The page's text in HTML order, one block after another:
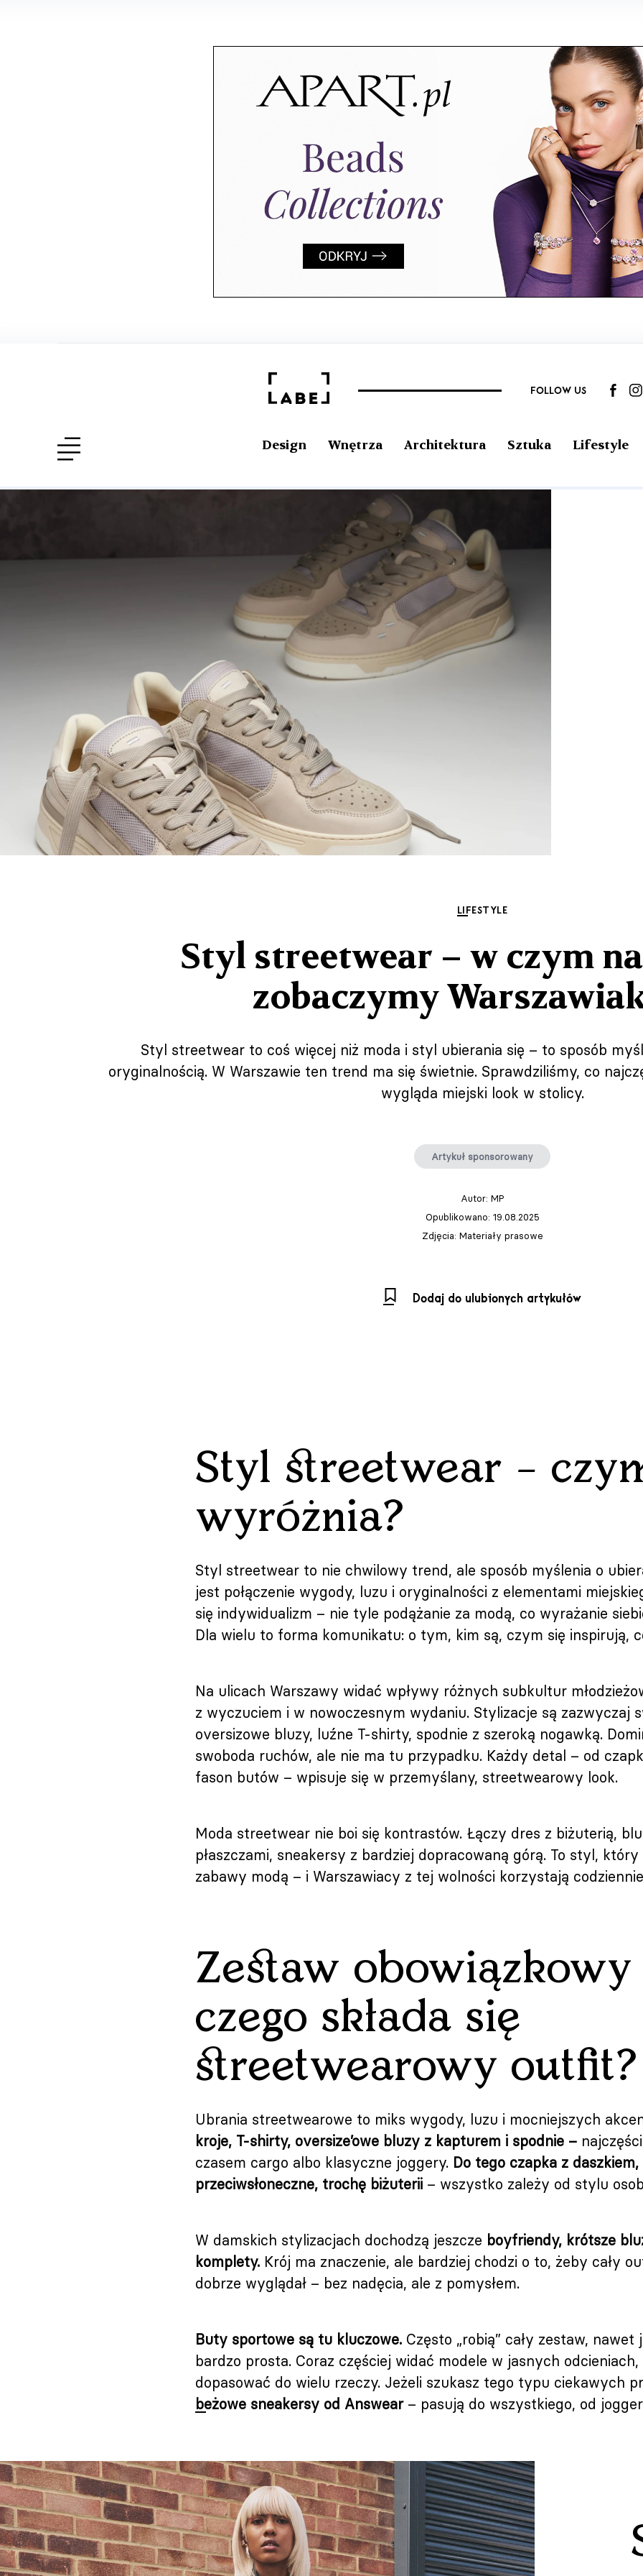
FOLLOW US
Design Wnętrza Architektura Sztuka Lifestyle
LIFESTYLE
Styl streetwear – w czym
zobaczymy
Styl streetwear to coś więcej niż moda i styl ubierania się – to sposób
oryginalnością. W Warszawie ten trend ma się świetnie. Sprawdziliśmy, co
wygląda miejski look w stolicy.
Artykuł sponsorowany
Autor: MP
Opublikowano: 19.08.2025
Zdjęcia: Materiały prasowe
Dodaj do ulubionych artykułów
Styl streetwear –
wyróżnia?
Styl streetwear to nie chwilowy trend, ale sposób myślenia o
jest połączenie wygody, luzu i oryginalności z elementami
się indywidualizm – nie tyle podążanie za modą, co wyrażanie
Dla wielu to forma komunikatu: o tym, kim są, czym się inspirują,
Na ulicach Warszawy widać wpływy różnych subkultur
z wyczuciem i w nowoczesnym wydaniu. Stylizacje są zazwyczaj
oversizowe bluzy, luźne T-shirty, spodnie z szeroką nogawką.
swoboda ruchów, ale nie ma tu przypadku. Każdy detal – od
fason butów – wpisuje się w przemyślany, streetwearowy look.
Moda streetwear nie boi się kontrastów. Łączy dres z biżuterią,
płaszczami, sneakersy z bardziej dopracowaną górą. To styl,
zabawy modą – i Warszawiacy z tej wolności korzystają
Zestaw obowiązkowy
czego składa się
streetwearowy outfit?
Ubrania streetwearowe to miks wygody, luzu i mocniejszych
kroje, T-shirty, oversize’owe bluzy z kapturem i spodnie –
czasem cargo albo klasyczne joggery. Do tego czapka z
przeciwsłoneczne, trochę biżuterii – wszystko zależy od stylu
W damskich stylizacjach dochodzą jeszcze boyfriendy, krótsze
komplety. Krój ma znaczenie, ale bardziej chodzi o to, żeby cały
dobrze wyglądał – bez nadęcia, ale z pomysłem.
Buty sportowe są tu kluczowe. Często „robią” cały zestaw, nawet
bardzo prosta. Coraz częściej widać modele w jasnych
dopasować do wielu rzeczy. Jeżeli szukasz tego typu ciekawych
beżowe sneakersy od Answear– pasują do wszystkiego, od